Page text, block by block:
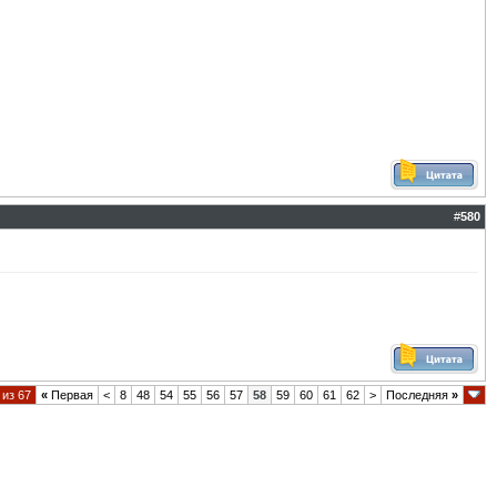
#580
67 « Первая < 8 48 54 55 56 57 58 59 60 61 62 > Последняя »